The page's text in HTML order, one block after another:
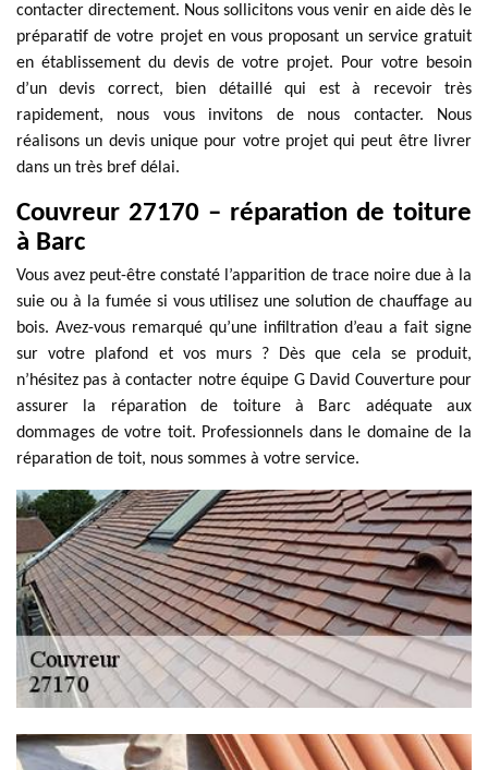
contacter directement. Nous sollicitons vous venir en aide dès le
préparatif de votre projet en vous proposant un service gratuit
en établissement du devis de votre projet. Pour votre besoin
d’un devis correct, bien détaillé qui est à recevoir très
rapidement, nous vous invitons de nous contacter. Nous
réalisons un devis unique pour votre projet qui peut être livrer
dans un très bref délai.
Couvreur 27170 – réparation de toiture
à Barc
Vous avez peut-être constaté l’apparition de trace noire due à la
suie ou à la fumée si vous utilisez une solution de chauffage au
bois. Avez-vous remarqué qu’une infiltration d’eau a fait signe
sur votre plafond et vos murs ? Dès que cela se produit,
n’hésitez pas à contacter notre équipe G David Couverture pour
assurer la réparation de toiture à Barc adéquate aux
dommages de votre toit. Professionnels dans le domaine de la
réparation de toit, nous sommes à votre service.